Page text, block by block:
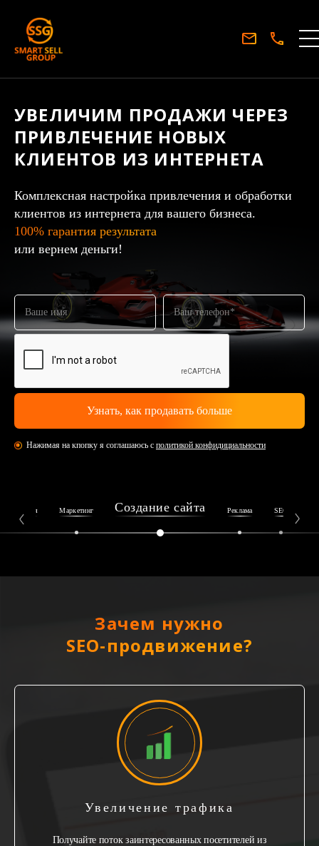
УВЕЛИЧИМ ПРОДАЖИ ЧЕРЕЗ
ПРИВЛЕЧЕНИЕ НОВЫХ
КЛИЕНТОВ ИЗ ИНТЕРНЕТА
Комплексная настройка привлечения и обработки
клиентов из интернета для вашего бизнеса.
100% гарантия результата
или вернем деньги!
Нажимая на кпопку я соглашаюсь с политикой конфидициальности
Репутация Маркетинг Создание сайта Реклама SEO
Зачем нужно
SEO-продвижение?
Увеличение трафика
Получайте поток заинтересованных посетителей из